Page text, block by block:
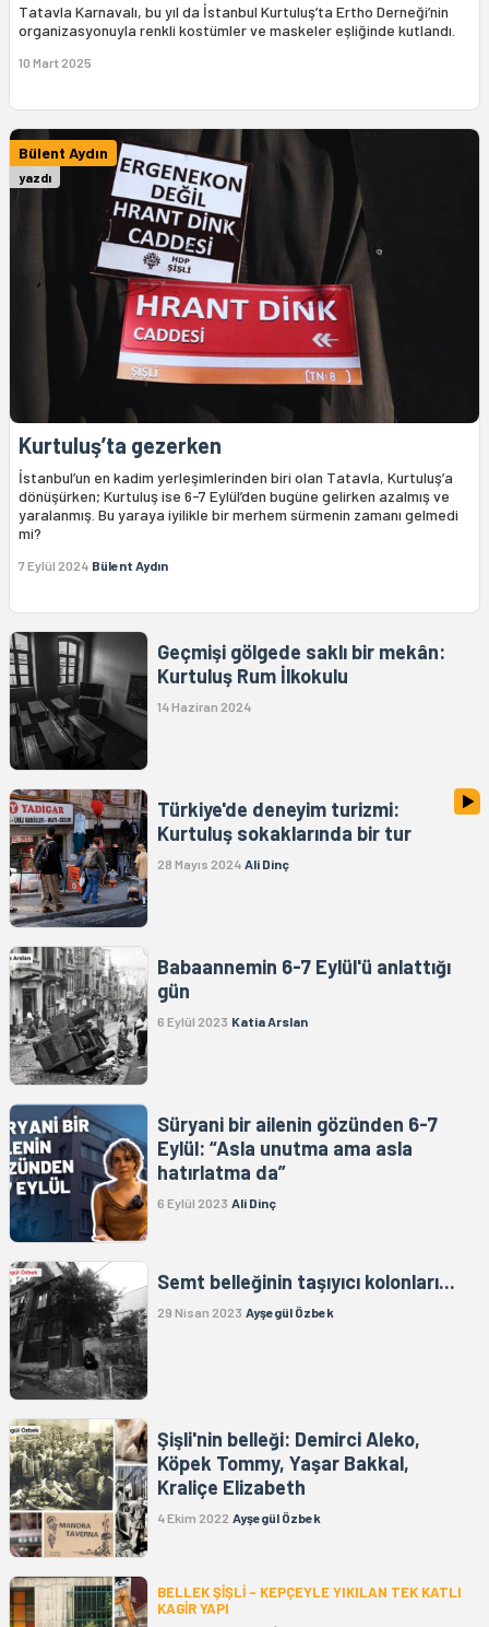
Tatavla Karnavalı, bu yıl da İstanbul Kurtuluş’ta Ertho Derneği’nin
organizasyonuyla renkli kostümler ve maskeler eşliğinde kutlandı.
10 Mart 2025
Bülent Aydın
yazdı
Kurtuluş’ta gezerken
İstanbul’un en kadim yerleşimlerinden biri olan Tatavla, Kurtuluş’a
dönüşürken; Kurtuluş ise 6-7 Eylül’den bugüne gelirken azalmış ve
yaralanmış. Bu yaraya iyilikle bir merhem sürmenin zamanı gelmedi
mi?
7 Eylül 2024 Bülent Aydın
Geçmişi gölgede saklı bir mekân:
Kurtuluş Rum İlkokulu
14 Haziran 2024
Türkiye'de deneyim turizmi:
Kurtuluş sokaklarında bir tur
28 Mayıs 2024 Ali Dinç
Babaannemin 6-7 Eylül'ü anlattığı
gün
6 Eylül 2023 Katia Arslan
Süryani bir ailenin gözünden 6-7
Eylül: “Asla unutma ama asla
hatırlatma da”
6 Eylül 2023 Ali Dinç
Semt belleğinin taşıyıcı kolonları...
29 Nisan 2023 Ayşegül Özbek
Şişli'nin belleği: Demirci Aleko,
Köpek Tommy, Yaşar Bakkal,
Kraliçe Elizabeth
4 Ekim 2022 Ayşegül Özbek
BELLEK ŞİŞLİ - KEPÇEYLE YIKILAN TEK KATLI
KAGİR YAPI